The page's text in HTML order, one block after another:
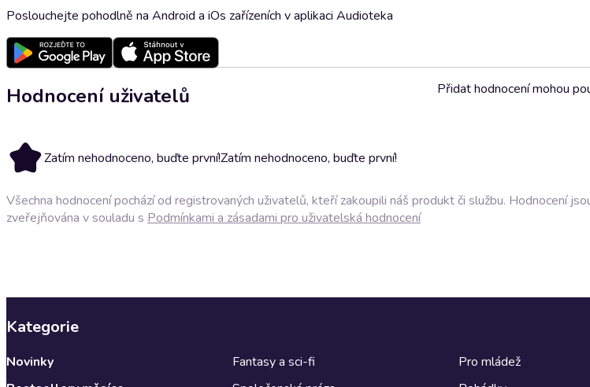
Poslouchejte pohodlně na Android a iOs zařízeních v aplikaci Audioteka
Hodnocení uživatelů
Zatím nehodnoceno, buďte první!Zatím nehodnoceno, buďte první!
Přidat hodnocení mohou
Všechna hodnocení pochází od registrovaných uživatelů, kteří zakoupili náš produkt či službu. Hodnocení
zveřejňována v souladu s Podmínkami a zásadami pro uživatelská hodnocení
Kategorie
Novinky
Fantasy a sci-fi
Pro mládež